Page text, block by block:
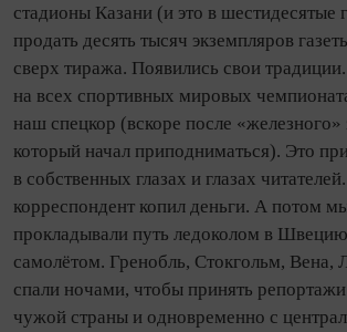
стадионы Казани (и это в шестидесятые
продать десять тысяч экземпляров
сверх тиража. Появились свои
на всех спортивных мировых
наш спецкор (вскоре после «железного»
который начал приподниматься). Это
в собственных глазах и глазах
корреспондент копил деньги. А потом
прокладывали путь ледоколом в
самолётом. Гренобль, Стокгольм,
спали ночами, чтобы принять репортажи
чужой страны и одновременно с